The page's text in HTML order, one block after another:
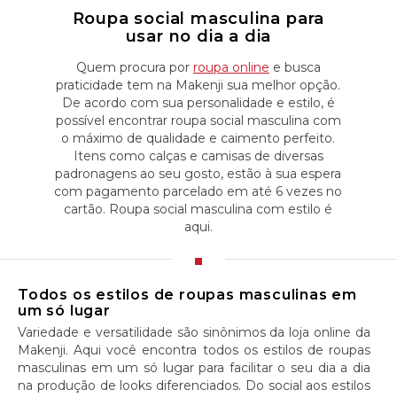
Roupa social masculina para
usar no dia a dia
Quem procura por roupa online e busca
praticidade tem na Makenji sua melhor opção.
De acordo com sua personalidade e estilo, é
possível encontrar roupa social masculina com
o máximo de qualidade e caimento perfeito.
Itens como calças e camisas de diversas
padronagens ao seu gosto, estão à sua espera
com pagamento parcelado em até 6 vezes no
cartão. Roupa social masculina com estilo é
aqui.
Todos os estilos de roupas masculinas em
um só lugar
Variedade e versatilidade são sinônimos da loja online da
Makenji. Aqui você encontra todos os estilos de roupas
masculinas em um só lugar para facilitar o seu dia a dia
na produção de looks diferenciados. Do social aos estilos